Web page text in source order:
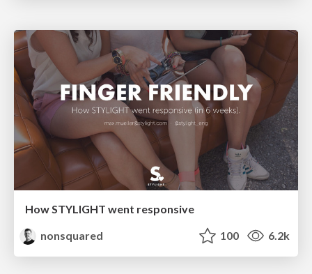
How STYLIGHT went responsive
nonsquared
100 6.2k